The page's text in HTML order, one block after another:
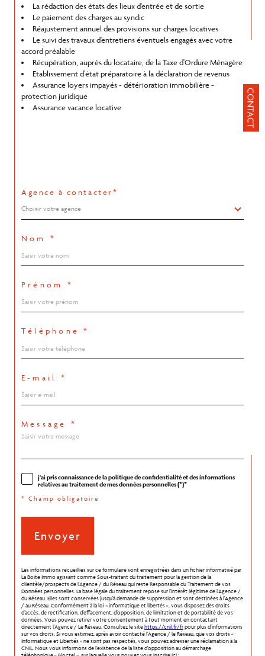
CONTACT
La rédaction des états des lieux d'entrée et de sortie
Le paiement des charges au syndic
Réajustement annuel des provisions sur charges locatives
Le suivi des travaux d'entretiens éventuels engagés avec votre
accord préalable
Récupération, auprès du locataire, de la Taxe d'Ordure Ménagère
Etablissement d'état préparatoire à la déclaration de revenus
Assurance loyers impayés - détérioration immobilière -
protection juridique
Assurance vacance locative
Agence à contacter*
Choisir votre agence
Nom *
Prénom *
Téléphone *
E-mail *
Message *
j'ai pris connaissance de la politique de confidentialité et des informations
relatives au traitement de mes données personnelles (*)*
* Champ obligatoire
Envoyer
Les informations recueillies sur ce formulaire sont enregistrées dans un fichier informatisé par
La Boite Immo agissant comme Sous-traitant du traitement pour la gestion de la
clientèle/prospects de l'Agence / du Réseau qui reste Responsable du Traitement de vos
Données personnelles. La base légale du traitement repose sur l'intérêt légitime de l'Agence /
du Réseau. Elles sont conservées jusqu'à demande de suppression et sont destinées à l'Agence
/ au Réseau. Conformément à la loi « informatique et libertés », vous disposez des droits
d’accès, de rectification, d’effacement, d’opposition, de limitation et de portabilité de vos
données. Vous pouvez retirer votre consentement à tout moment en contactant
directement l’Agence / Le Réseau. Consultez le sitehttps://cnil.fr/frpour plus d’informations
sur vos droits. Si vous estimez, après avoir contacté l'Agence / le Réseau, que vos droits «
Informatique et Libertés » ne sont pas respectés, vous pouvez adresser une réclamation à la
CNIL. Nous vous informons de l’existence de la liste d'opposition au démarchage